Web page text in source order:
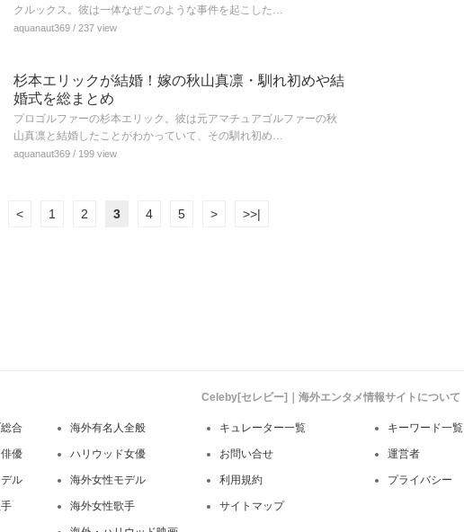
クルックス。彼は一体なぜこのような事件を起こした…
aquanaut369 / 237 view
杉本エリックが結婚！嫁の秋山真凛・馴れ初めや結
婚式を総まとめ
プロゴルファーの杉本エリック。彼は元アマチュアゴルファーの秋
山真凛と結婚したことがわかっていて、その馴れ初め…
aquanaut369 / 199 view
< 1 2 3 4 5 > >>|
合 海外有名人全般
優 ハリウッド女優
ル 海外女性モデル
海外女性歌手
Celeby[セレビー]｜海外エンタメ情報サイトについて
キュレーター一覧 キーワード一覧
お問い合せ 運営者
利用規約 プライバシー
サイトマップ